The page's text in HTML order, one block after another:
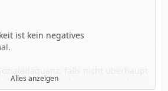
Unversehrtheit ist nicht
Kindesgrundrechts. Das
auf Leben und körperliche
lebt auf, wenn die Eltern die
ist kein negatives
Amputation der Vorhaut nicht
Alles anzeigen